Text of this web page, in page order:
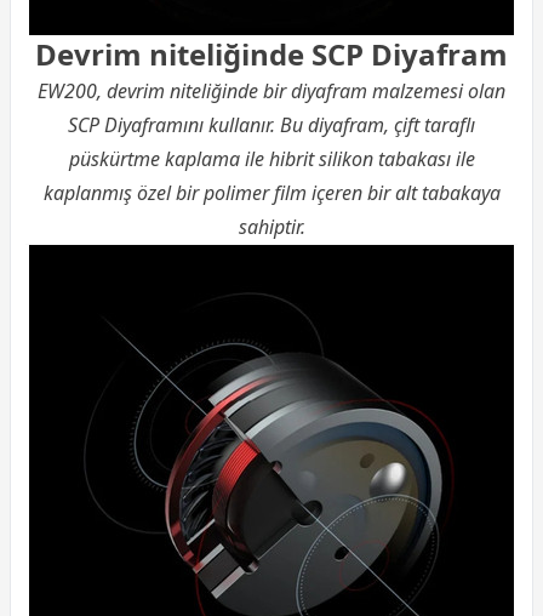
Devrim niteliğinde SCP Diyafram
EW200, devrim niteliğinde bir diyafram malzemesi olan
SCP Diyaframını kullanır. Bu diyafram, çift taraflı
püskürtme kaplama ile hibrit silikon tabakası ile
kaplanmış özel bir polimer film içeren bir alt tabakaya
sahiptir.